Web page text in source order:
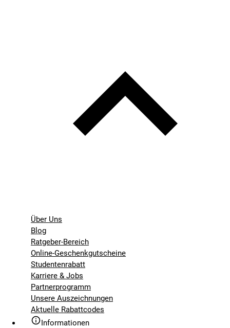
Über Uns
Blog
Ratgeber-Bereich
Online-Geschenkgutscheine
Studentenrabatt
Karriere & Jobs
Partnerprogramm
Unsere Auszeichnungen
Aktuelle Rabattcodes
Informationen